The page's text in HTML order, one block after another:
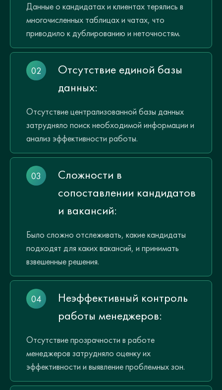
Данные о кандидатах и клиентах терялись в
многочисленных таблицах и чатах, что
приводило к дублированию и неточностям.
Отсутствие единой базы
данных:
Отсутствие централизованной базы данных
затрудняло поиск необходимой информации и
анализ эффективности работы.
Сложности в
сопоставлении кандидатов
и вакансий:
Было сложно отслеживать, какие кандидаты
подходят для каких вакансий, и принимать
взвешенные решения.
Неэффективный контроль
работы менеджеров:
Отсутствие прозрачности в работе
менеджеров затрудняло оценку их
эффективности и выявление проблемных зон.